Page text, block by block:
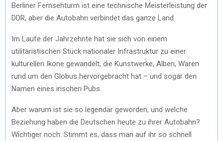
Berliner Fernsehturm ist eine technische Meisterleistung der
DDR, aber die Autobahn verbindet das ganze Land.
Im Laufe der Jahrzehnte hat sie sich von einem
utilitaristischen Stück nationaler Infrastruktur zu einer
kulturellen Ikone gewandelt, die Kunstwerke, Alben, Waren
rund um den Globus hervorgebracht hat – und sogar den
Namen eines irischen Pubs.
Aber warum ist sie so legendär geworden, und welche
Beziehung haben die Deutschen heute zu ihrer Autobahn?
Wichtiger noch: Stimmt es, dass man auf ihr so schnell